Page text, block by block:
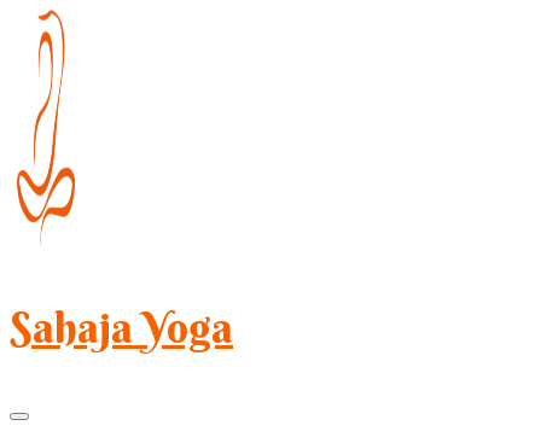
Salta
contenuto
(premi
Invio)
Sahaja Yoga